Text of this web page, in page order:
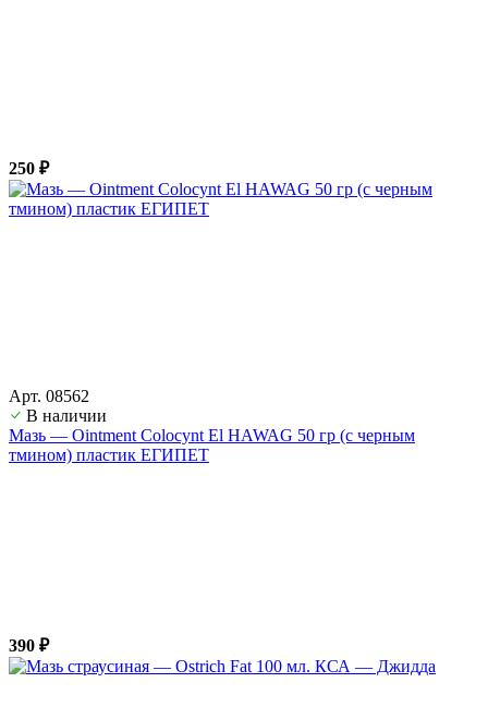
250 ₽
Арт. 08562
В наличии
Мазь — Ointment Colocynt El HAWAG 50 гр (с черным
тмином) пластик ЕГИПЕТ
390 ₽